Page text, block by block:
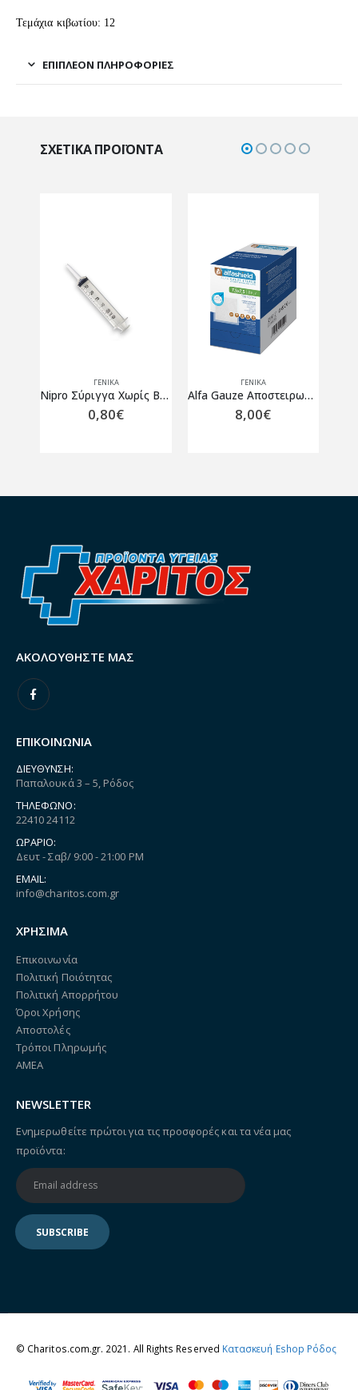
Τεμάχια κιβωτίου: 12
ΕΠΙΠΛΈΟΝ ΠΛΗΡΟΦΟΡΊΕΣ
ΣΧΕΤΙΚΆ ΠΡΟΪΌΝΤΑ
ΓΕΝΙΚΆ
Nipro Σύριγγα Χωρίς Βελόνα 60ml
0,80€
ΓΕΝΙΚΆ
Alfa Gauze Αποστειρωμένο Επίθεμα Γάζας 7.5 x 7.5cm 100 τεμάχια
8,00€
ΑΚΟΛΟΥΘΉΣΤΕ ΜΑΣ
ΕΠΙΚΟΙΝΩΝΙΑ
ΔΙΕΎΘΥΝΣΗ:
Παπαλουκά 3 – 5, Ρόδος
ΤΗΛΈΦΩΝΟ:
22410 24112
ΩΡΆΡΙΟ:
Δευτ - Σαβ/ 9:00 - 21:00 PM
EMAIL:
info@charitos.com.gr
ΧΡΗΣΙΜΑ
Επικοινωνία
Πολιτική Ποιότητας
Πολιτική Απορρήτου
Όροι Χρήσης
Αποστολές
Τρόποι Πληρωμής
ΑΜΕΑ
NEWSLETTER
Ενημερωθείτε πρώτοι για τις προσφορές και τα νέα μας
προϊόντα:
© Charitos.com.gr. 2021. All Rights Reserved Κατασκευή Eshop Ρόδος